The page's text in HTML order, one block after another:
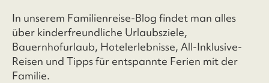
In unserem Familienreise-Blog findet man alles
über kinderfreundliche Urlaubsziele,
Bauernhofurlaub, Hotelerlebnisse, All-Inklusive-
Reisen und Tipps für entspannte Ferien mit der
Familie.